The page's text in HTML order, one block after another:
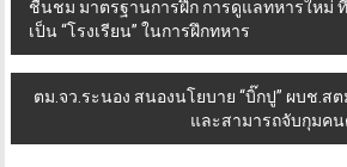
navigation
ชื่นชม มาตรฐานการฝึก การดูแลทหารใหม่
เป็น “โรงเรียน” ในการฝึกทหาร
ตม.จว.ระนอง สนองนโยบาย “บิ๊กปู” ผบช.ส
และสามารถจับกุมค